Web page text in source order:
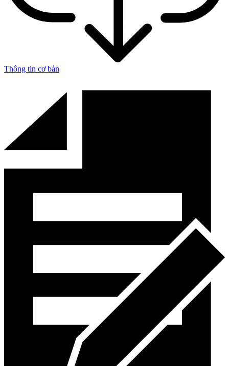
Thông tin cơ bản